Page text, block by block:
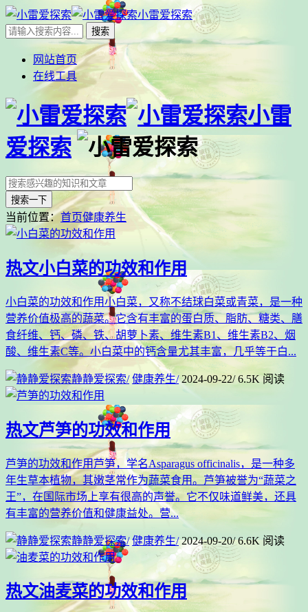
小雷爱探索
网站首页
在线工具
小雷
爱探索
搜索一下
当前位置：首页健康养生
热文小白菜的功效和作用
小白菜的功效和作用小白菜，又称不结球白菜或青菜，是一种
营养价值极高的蔬菜。它含有丰富的蛋白质、脂肪、糖类、膳
食纤维、钙、磷、铁、胡萝卜素、维生素B1、维生素B2、烟
酸、维生素C等。小白菜中的钙含量尤其丰富，几乎等于白...
静静爱探索/ 健康养生/ 2024-09-22/ 6.5K 阅读
热文芦笋的功效和作用
芦笋的功效和作用芦笋，学名Asparagus officinalis，是一种多
年生草本植物，其嫩茎常作为蔬菜食用。芦笋被誉为“蔬菜之
王”，在国际市场上享有很高的声誉。它不仅味道鲜美，还具
有丰富的营养价值和健康益处。营...
静静爱探索/ 健康养生/ 2024-09-20/ 6.6K 阅读
热文油麦菜的功效和作用